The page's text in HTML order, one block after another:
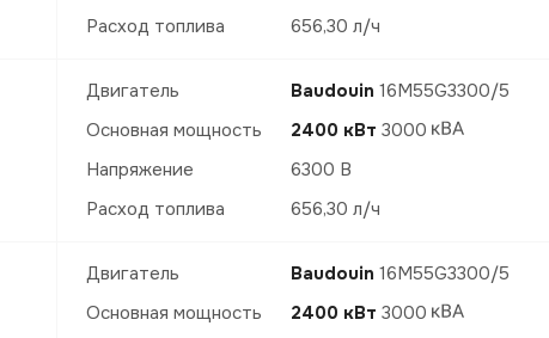
Расход топлива
656,30 л/ч
Двигатель Baudouin 16M55G3300/5
Основная мощность
2400 кВт 3000
Напряжение
6300 В
Расход топлива
656,30 л/ч
Двигатель Baudouin 16M55G3300/5
Основная мощность
2400 кВт 3000